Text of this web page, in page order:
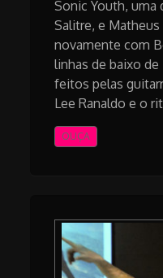
Sonic Youth, uma
Salitre, e Matheus
novamente com
linhas de baixo
feitos pelas
Lee Ranaldo e o
OUÇA